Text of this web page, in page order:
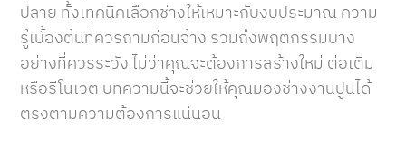
ปลาย ทั้งเทคนิคเลือกช่างให้เหมาะกับงบประมาณ ความ
รู้เบื้องต้นที่ควรถามก่อนจ้าง รวมถึงพฤติกรรมบาง
อย่างที่ควรระวัง ไม่ว่าคุณจะต้องการสร้างใหม่ ต่อเติม
หรือรีโนเวต บทความนี้จะช่วยให้คุณมองช่างงานปูนได้
ตรงตามความต้องการแน่นอน